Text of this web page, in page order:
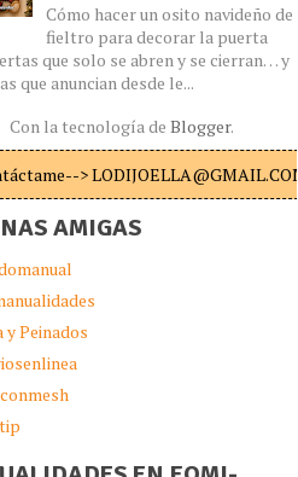
Cómo hacer un osito navideño de
fieltro para decorar la puerta
que solo se abren y se cierran… y
que anuncian desde le...
Con la tecnología de Blogger.
> LODIJOELLA@GMAIL.COM
AMIGAS
y Peinados